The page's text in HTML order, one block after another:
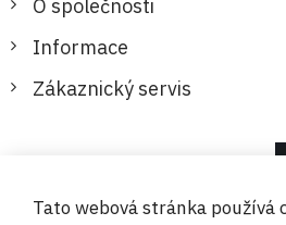
O společnosti
Informace
Zákaznický servis
Tato webová stránka používá